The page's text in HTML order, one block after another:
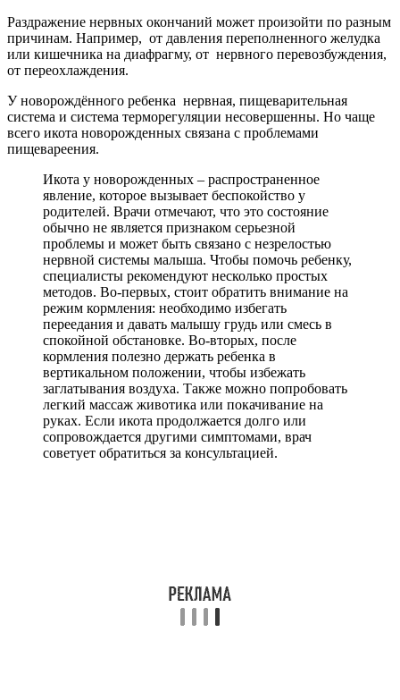
Раздражение нервных окончаний может произойти по разным
причинам. Например, от давления переполненного желудка
или кишечника на диафрагму, от нервного перевозбуждения,
от переохлаждения.
У новорождённого ребенка нервная, пищеварительная
система и система терморегуляции несовершенны. Но чаще
всего икота новорожденных связана с проблемами
пищевареения.
Икота у новорожденных – распространенное
явление, которое вызывает беспокойство у
родителей. Врачи отмечают, что это состояние
обычно не является признаком серьезной
проблемы и может быть связано с незрелостью
нервной системы малыша. Чтобы помочь ребенку,
специалисты рекомендуют несколько простых
методов. Во-первых, стоит обратить внимание на
режим кормления: необходимо избегать
переедания и давать малышу грудь или смесь в
спокойной обстановке. Во-вторых, после
кормления полезно держать ребенка в
вертикальном положении, чтобы избежать
заглатывания воздуха. Также можно попробовать
легкий массаж животика или покачивание на
руках. Если икота продолжается долго или
сопровождается другими симптомами, врач
советует обратиться за консультацией.